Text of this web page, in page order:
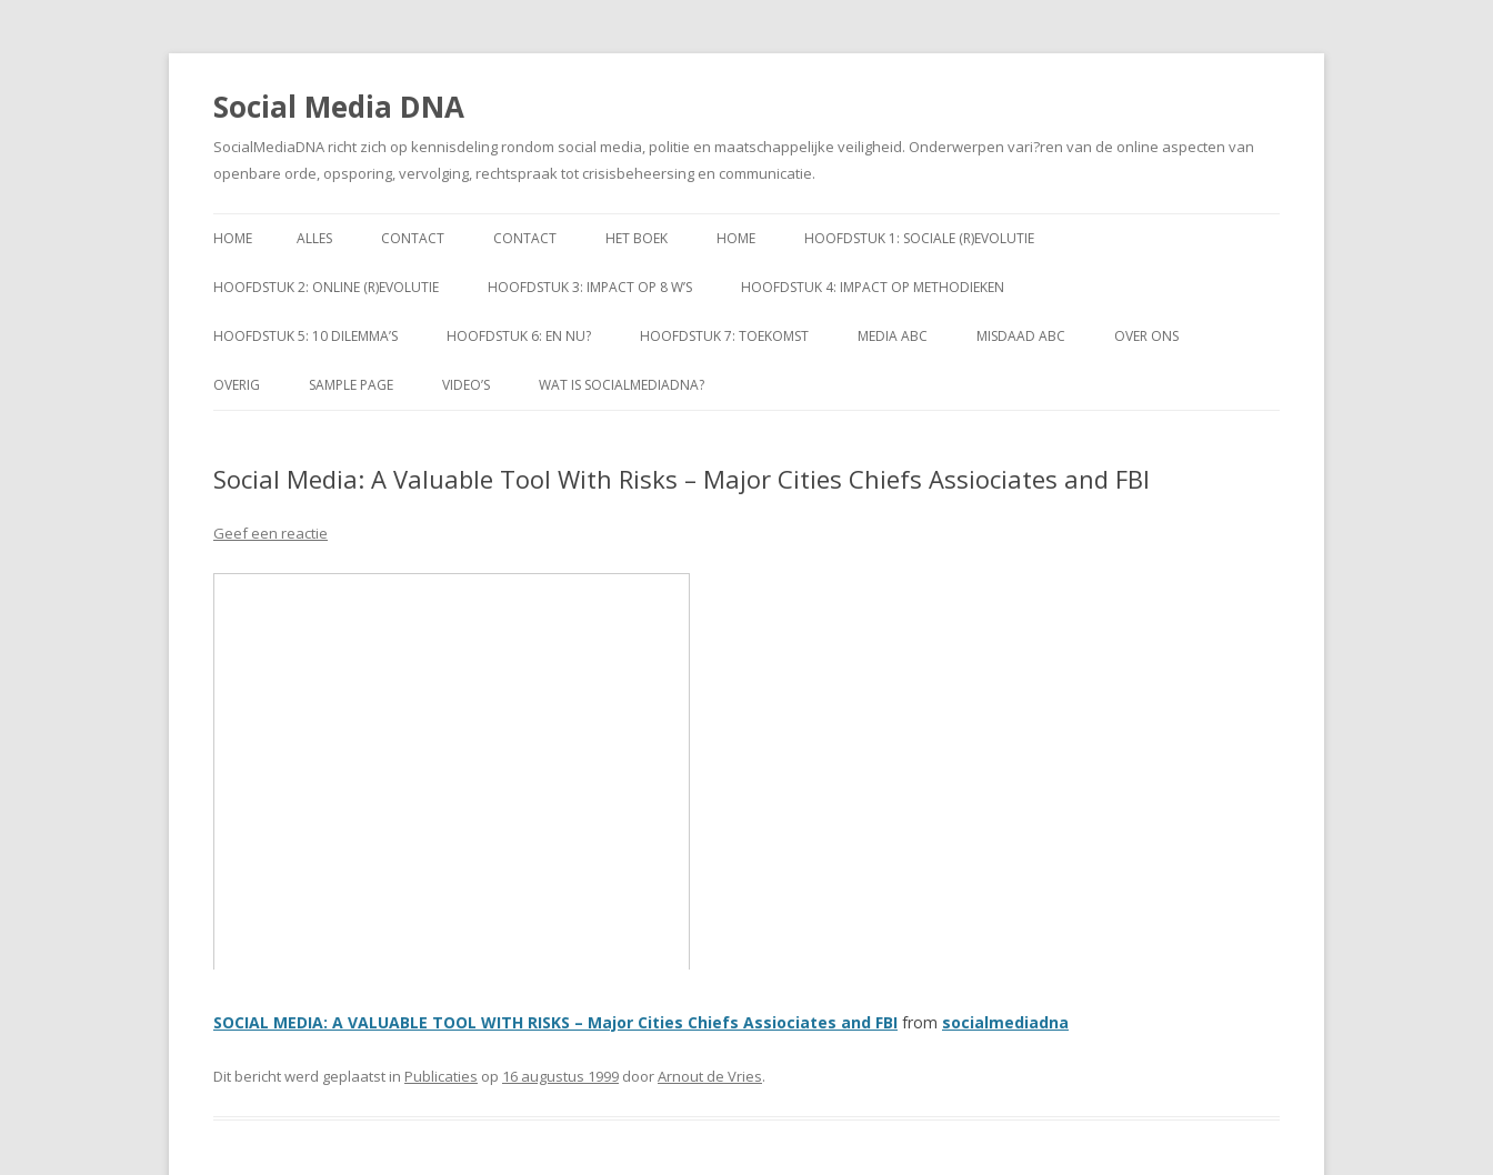
Social Media DNA
SocialMediaDNA richt zich op kennisdeling rondom social media, politie en maatschappelijke veiligheid. Onderwerpen vari?ren van de online aspecten van
openbare orde, opsporing, vervolging, rechtspraak tot crisisbeheersing en communicatie.
naar
HOME ALLES CONTACT CONTACT HET BOEK HOME HOOFDSTUK 1: SOCIALE (R)EVOLUTIE
HOOFDSTUK 2: ONLINE (R)EVOLUTIE HOOFDSTUK 3: IMPACT OP 8 W’S HOOFDSTUK 4: IMPACT OP METHODIEKEN
HOOFDSTUK 5: 10 DILEMMA’S HOOFDSTUK 6: EN NU? HOOFDSTUK 7: TOEKOMST MEDIA ABC MISDAAD ABC OVER ONS
OVERIG SAMPLE PAGE VIDEO’S WAT IS SOCIALMEDIADNA?
Social Media: A Valuable Tool With Risks – Major Cities Chiefs Assiociates and FBI
Geef een reactie
SOCIAL MEDIA: A VALUABLE TOOL WITH RISKS – Major Cities Chiefs Assiociates and FBI from socialmediadna
Dit bericht werd geplaatst in Publicaties op 16 augustus 1999 doorArnout de Vries.